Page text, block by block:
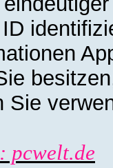
Sie
pcwelt.de